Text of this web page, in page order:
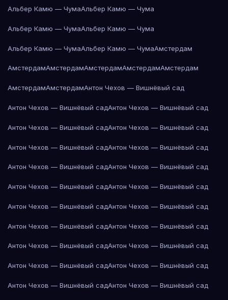
Альбер Камю — ЧумаАльбер Камю — Чума
Альбер Камю — ЧумаАльбер Камю — Чума
Альбер Камю — ЧумаАльбер Камю — ЧумаАмстердам
АмстердамАмстердамАмстердамАмстердамАмстердам
АмстердамАмстердамАнтон Чехов — Вишнёвый сад
Антон Чехов — Вишнёвый садАнтон Чехов — Вишнёвый сад
Антон Чехов — Вишнёвый садАнтон Чехов — Вишнёвый сад
Антон Чехов — Вишнёвый садАнтон Чехов — Вишнёвый сад
Антон Чехов — Вишнёвый садАнтон Чехов — Вишнёвый сад
Антон Чехов — Вишнёвый садАнтон Чехов — Вишнёвый сад
Антон Чехов — Вишнёвый садАнтон Чехов — Вишнёвый сад
Антон Чехов — Вишнёвый садАнтон Чехов — Вишнёвый сад
Антон Чехов — Вишнёвый садАнтон Чехов — Вишнёвый сад
Антон Чехов — Вишнёвый садАнтон Чехов — Вишнёвый сад
Антон Чехов — Вишнёвый садАнтон Чехов — Вишнёвый сад